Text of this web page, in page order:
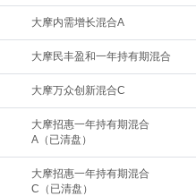
大摩内需增长混合A
大摩民丰盈和一年持有期混合
大摩万众创新混合C
大摩招惠一年持有期混合
A（已清盘）
大摩招惠一年持有期混合
C（已清盘）